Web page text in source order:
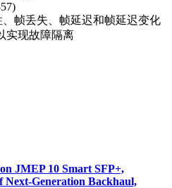
帧丢失、帧延迟和帧延迟变化
实现故障隔离
JMEP 10 Smart SFP+,
Generation Backhaul,